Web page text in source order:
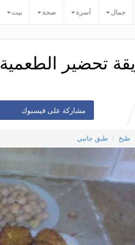
جمال أسرة صحة بيت
تحضير
مشاركة على فيسبوك
طبخ طبق جانبي